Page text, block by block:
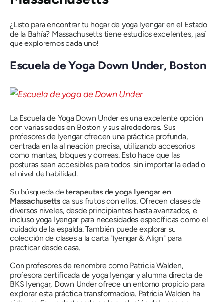
¿Listo para encontrar tu hogar de yoga Iyengar en el Estado
de la Bahía? Massachusetts tiene estudios excelentes, ¡así
que exploremos cada uno!
Escuela de Yoga Down Under, Boston
La Escuela de Yoga Down Under es una excelente opción
con varias sedes en Boston y sus alrededores. Sus
profesores de Iyengar ofrecen una práctica profunda,
centrada en la alineación precisa, utilizando accesorios
como mantas, bloques y correas. Esto hace que las
posturas sean accesibles para todos, sin importar la edad o
el nivel de habilidad.
Su búsqueda deterapeutas de yoga Iyengar en
Massachusetts da sus frutos con ellos. Ofrecen clases de
diversos niveles, desde principiantes hasta avanzados, e
incluso yoga Iyengar para necesidades específicas como el
cuidado de la espalda. También puede explorar su
colección de clases a la carta "Iyengar & Align" para
practicar desde casa.
Con profesores de renombre como Patricia Walden,
profesora certificada de yoga Iyengar y alumna directa de
BKS Iyengar, Down Under ofrece un entorno propicio para
explorar esta práctica transformadora. Patricia Walden ha